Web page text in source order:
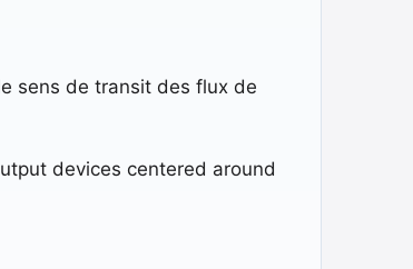
sens de transit des flux de
devices centered around